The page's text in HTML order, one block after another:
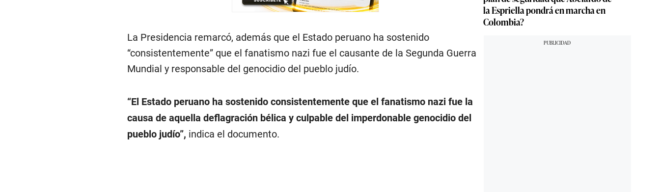
La Presidencia remarcó, además que el Estado peruano ha sostenido
“consistentemente” que el fanatismo nazi fue el causante de la Segunda Guerra
Mundial y responsable del genocidio del pueblo judío.
“El Estado peruano ha sostenido consistentemente que el fanatismo nazi fue la
causa de aquella deflagración bélica y culpable del imperdonable genocidio del
pueblo judío”, indica el documento.
la Espriella pondrá en marcha en
Colombia?